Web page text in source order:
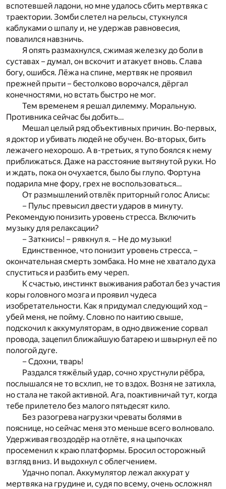
вспотевшей ладони, но мне удалось сбить мертвяка с
траектории. Зомби слетел на рельсы, стукнулся
каблуками о шпалу и, не удержав равновесия,
повалился навзничь.
Я опять размахнулся, сжимая железку до боли в
суставах – думал, он вскочит и атакует вновь. Слава
богу, ошибся. Лёжа на спине, мертвяк не проявил
прежней прыти – бестолково ворочался, дёргал
конечностями, но встать быстро не мог.
Тем временем я решал дилемму. Моральную.
Противника сейчас бы добить…
Мешал целый ряд объективных причин. Во-первых,
я доктор и убивать людей не обучен. Во-вторых, бить
лежачего нехорошо. А в-третьих, я тупо боялся к нему
приближаться. Даже на расстояние вытянутой руки. Но
и ждать, пока он очухается, было бы глупо. Фортуна
подарила мне фору, грех не воспользоваться…
От размышлений отвлёк приторный голос Алисы:
– Пульс превысил двести ударов в минуту.
Рекомендую понизить уровень стресса. Включить
музыку для релаксации?
– Заткнись! – рявкнул я. – Не до музыки!
Единственное, что понизит уровень стресса, –
окончательная смерть зомбака. Но мне не хватало духа
спуститься и разбить ему череп.
К счастью, инстинкт выживания работал без участия
коры головного мозга и проявил чудеса
изобретательности. Как я придумал следующий ход –
убей меня, не пойму. Словно по наитию свыше,
подскочил к аккумуляторам, в одно движение сорвал
провода, зацепил ближайшую батарею и швырнул её по
пологой дуге.
– Сдохни, тварь!
Раздался тяжёлый удар, сочно хрустнули рёбра,
послышался не то всхлип, не то вздох. Возня не затихла,
но стала не такой активной. Ага, поактивничай тут, когда
тебе прилетело без малого пятьдесят кило.
Без разогрева нагрузки чреваты болями в
пояснице, но сейчас меня это меньше всего волновало.
Удерживая гвоздодёр на отлёте, я на цыпочках
просеменил к краю платформы. Бросил осторожный
взгляд вниз. И выдохнул с облегчением.
Удачно попал. Аккумулятор лежал аккурат у
мертвяка на грудине и, судя по всему, очень осложнял